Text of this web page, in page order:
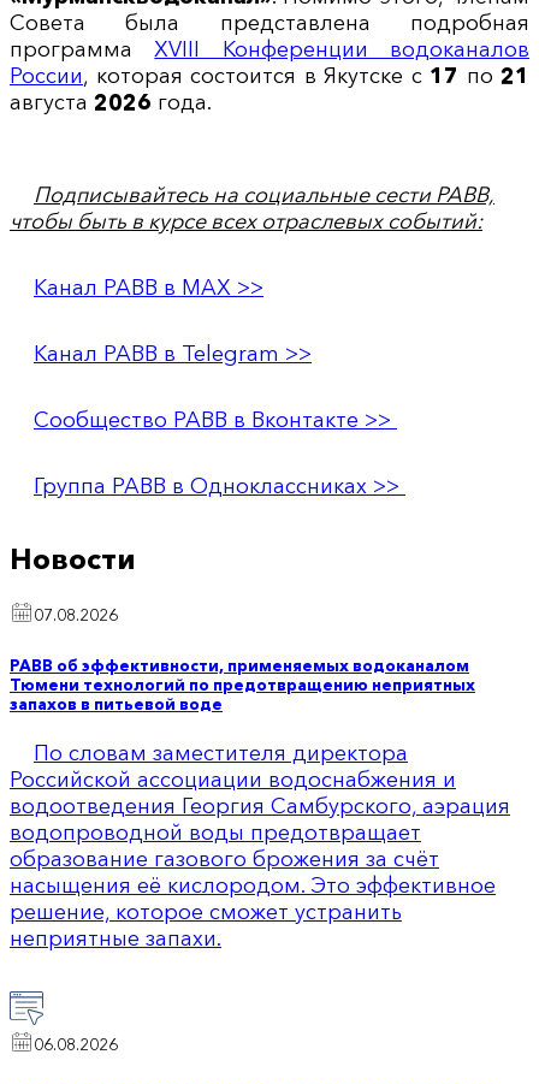
Совета была представлена подробная
программаXVIII Конференции водоканалов
России, которая состоится в Якутске с 17 по 21
августа 2026 года.
Подписывайтесь на социальные сести РАВВ,
чтобы быть в курсе всех отраслевых событий:
Канал РАВВ в MAX >>
Канал РАВВ в Telegram >>
Сообщество РАВВ в Вконтакте >>
Группа РАВВ в Одноклассниках >>
Новости
07.08.2026
РАВВ об эффективности, применяемых водоканалом
Тюмени технологий по предотвращению неприятных
запахов в питьевой воде
По словам заместителя директора
Российской ассоциации водоснабжения и
водоотведения Георгия Самбурского, аэрация
водопроводной воды предотвращает
образование газового брожения за счёт
насыщения её кислородом. Это эффективное
решение, которое сможет устранить
неприятные запахи.
06.08.2026